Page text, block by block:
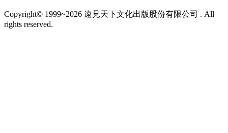
Copyright© 1999~2026 遠見天下文化出版股份有限公司 . All
rights reserved.